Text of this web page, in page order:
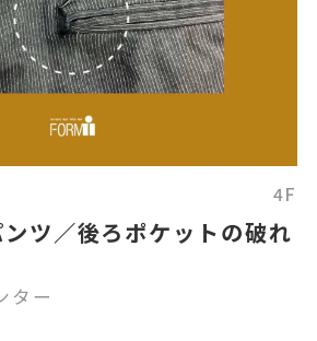
4F
ツ／後ろポケットの破れ
ター